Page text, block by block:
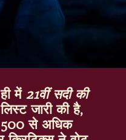
में 21वीं सदी की
जारी की है,
500 से अधिक